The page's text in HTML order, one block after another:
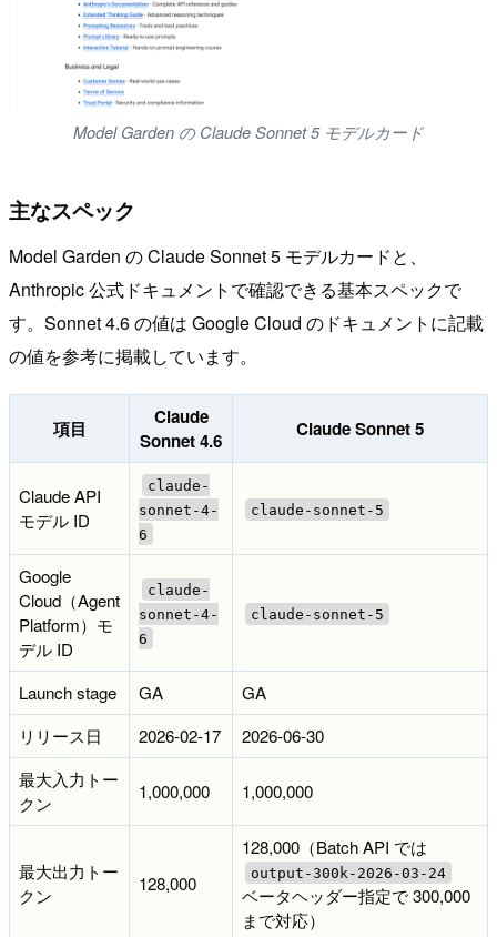
Model Garden の Claude Sonnet 5 モデルカード
主なスペック
Model Garden の Claude Sonnet 5 モデルカードと、
Anthropic 公式ドキュメントで確認できる基本スペックで
す。Sonnet 4.6 の値は Google Cloud のドキュメントに記載
の値を参考に掲載しています。
項目
Claude
Sonnet 4.6
Claude Sonnet 5
Claude API
モデル ID
claude-
sonnet-4-
6
claude-sonnet-5
Google
Cloud（Agent
Platform）モ
デル ID
claude-
sonnet-4-
6
claude-sonnet-5
Launch stage GA
GA
リリース日
2026-02-17
2026-06-30
最大入力トー
クン
1,000,000 1,000,000
最大出力トー
クン
128,000
128,000（Batch API では
output-300k-2026-03-24
ベータヘッダー指定で 300,000
まで対応）